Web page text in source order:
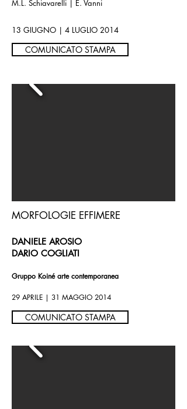
M.L. Schiavarelli | E. Vanni
13 GIUGNO | 4 LUGLIO 2014
COMUNICATO STAMPA
MORFOLOGIE EFFIMERE
DANIELE AROSIO
DARIO COGLIATI
Gruppo Koiné arte contemporanea
29 APRILE | 31 MAGGIO 2014
COMUNICATO STAMPA